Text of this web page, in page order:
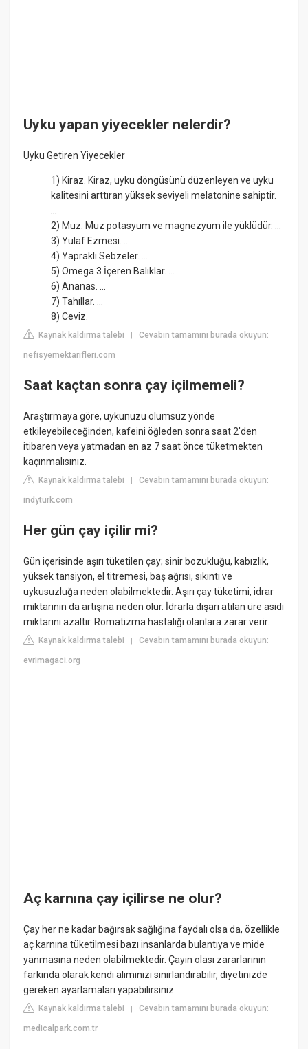
Uyku yapan yiyecekler nelerdir?
Uyku Getiren Yiyecekler
1) Kiraz. Kiraz, uyku döngüsünü düzenleyen ve uyku
kalitesini arttıran yüksek seviyeli melatonine sahiptir.
...
2) Muz. Muz potasyum ve magnezyum ile yüklüdür. ...
3) Yulaf Ezmesi. ...
4) Yapraklı Sebzeler. ...
5) Omega 3 İçeren Balıklar. ...
6) Ananas. ...
7) Tahıllar. ...
8) Ceviz.
Kaynak kaldırma talebi |Cevabın tamamını burada okuyun:
nefisyemektarifleri.com
Saat kaçtan sonra çay içilmemeli?
Araştırmaya göre, uykunuzu olumsuz yönde
etkileyebileceğinden, kafeini öğleden sonra saat 2'den
itibaren veya yatmadan en az 7 saat önce tüketmekten
kaçınmalısınız.
Kaynak kaldırma talebi |Cevabın tamamını burada okuyun:
indyturk.com
Her gün çay içilir mi?
Gün içerisinde aşırı tüketilen çay; sinir bozukluğu, kabızlık,
yüksek tansiyon, el titremesi, baş ağrısı, sıkıntı ve
uykusuzluğa neden olabilmektedir. Aşırı çay tüketimi, idrar
miktarının da artışına neden olur. İdrarla dışarı atılan üre asidi
miktarını azaltır. Romatizma hastalığı olanlara zarar verir.
Kaynak kaldırma talebi |Cevabın tamamını burada okuyun:
evrimagaci.org
Aç karnına çay içilirse ne olur?
Çay her ne kadar bağırsak sağlığına faydalı olsa da, özellikle
aç karnına tüketilmesi bazı insanlarda bulantıya ve mide
yanmasına neden olabilmektedir. Çayın olası zararlarının
farkında olarak kendi alımınızı sınırlandırabilir, diyetinizde
gereken ayarlamaları yapabilirsiniz.
Kaynak kaldırma talebi |Cevabın tamamını burada okuyun:
medicalpark.com.tr